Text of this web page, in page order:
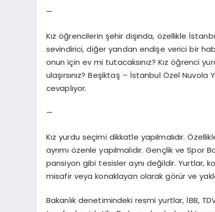
—
Kız öğrencilerin şehir dışında, özellikle
sevindirici, diğer yandan endişe verici bir
onun için ev mi tutacaksınız? Kız öğrenci
ulaşırsınız? Beşiktaş – İstanbul Özel
cevaplıyor.
—
Kız yurdu seçimi dikkatle yapılmalıdır.
ayrımı özenle yapılmalıdır. Gençlik ve
pansiyon gibi tesisler aynı değildir. Yurtlar,
misafir veya konaklayan olarak görür ve
Bakanlık denetimindeki resmi yurtlar, İBB,